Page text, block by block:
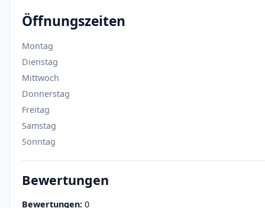
Öffnungszeiten
Montag
Dienstag
Mittwoch
Donnerstag
Freitag
Samstag
Sonntag
Bewertungen
Bewertungen: 0